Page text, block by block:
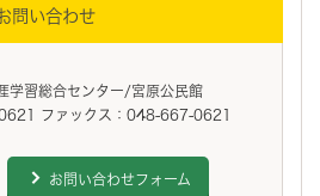
問い合わせ
学習総合センター/宮原公民館
ファックス：048-667-0621
お問い合わせフォーム